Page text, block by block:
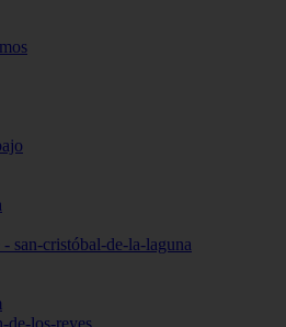
san-cristóbal-de-la-laguna
de-los-reyes